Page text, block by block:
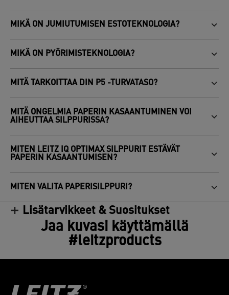
MIKÄ ON JUMIUTUMISEN ESTOTEKNOLOGIA?
MIKÄ ON PYÖRIMISTEKNOLOGIA?
MITÄ TARKOITTAA DIN P5 -TURVATASO?
MITÄ ONGELMIA PAPERIN KASAANTUMINEN VOI
AIHEUTTAA SILPPURISSA?
MITEN LEITZ IQ OPTIMAX SILPPURIT ESTÄVÄT
PAPERIN KASAANTUMISEN?
MITEN VALITA PAPERISILPPURI?
Lisätarvikkeet & Suositukset
Jaa kuvasi käyttämällä
#leitzproducts